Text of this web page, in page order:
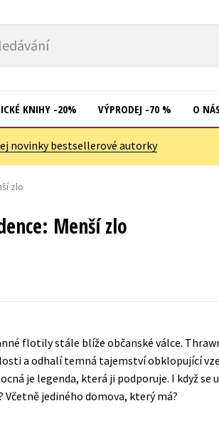
Kuchařky
New Adult
Populárně - naučné pro děti
Předškoláci
Příroda a zahrada
Young adult
Zahraniční
Zdraví a
KNIHY -20% VÝPRODEJ -70 % O NÁS
novinky bestsellerové autorky
zlo
Menší zlo
flotily stále blíže občanské válce.
a odhalí temná tajemství obklopující
je legenda, která ji podporuje. I když se
jediného domova, který má?